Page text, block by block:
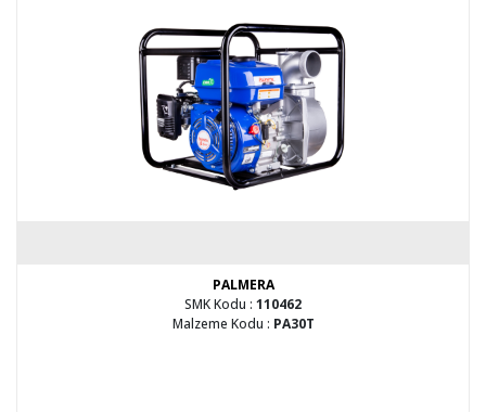
PALMERA
SMK Kodu : 110462
Malzeme Kodu : PA30T